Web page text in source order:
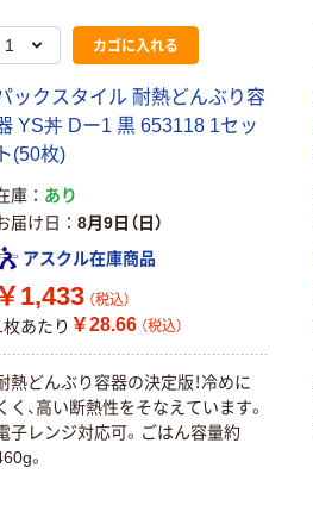
カゴに入れる
ックスタイル 耐熱どんぶり容
YS丼 Dー1 黒 653118 1セッ
ト(50枚)
庫
あり
届け日
8月9日（日）
アスクル在庫商品
1,433 （税込）
枚あたり ￥28.66 （税込）
熱どんぶり容器の決定版！冷めに
く、高い断熱性をそなえています。
子レンジ対応可。ごはん容量約
。
レン
ボ
入
（税込）